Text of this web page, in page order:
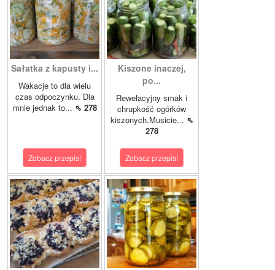
Sałatka z kapusty i...
Wakacje to dla wielu
czas odpoczynku. Dla
mnie jednak to... ⇖ 278
Zobacz przepis!
Kiszone inaczej,
po...
Rewelacyjny smak i
chrupkość ogórków
kiszonych.Musicie... ⇖
278
Zobacz przepis!